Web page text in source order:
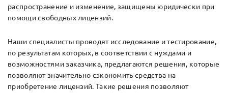
распространение и изменение, защищены юридически при
помощи свободных лицензий.
Наши специалисты проводят исследование и тестирование,
по результатам которых, в соответствии с нуждами и
возможностями заказчика, предлагаются решения, которые
позволяют значительно сэкономить средства на
приобретение лицензий. Такие решения позволяют